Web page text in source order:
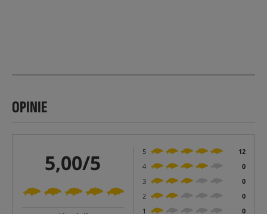
OPINIE
5,00/5 5
12
4
0
3
0
2
0
1
0